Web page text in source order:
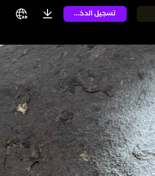
تسجيل الدخول